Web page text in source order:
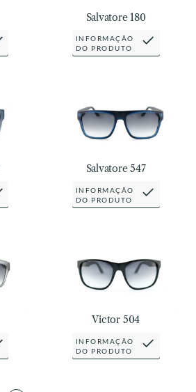
Salvatore 180
INFORMAÇÃO
DO PRODUTO
Salvatore 547
INFORMAÇÃO
DO PRODUTO
Victor 504
INFORMAÇÃO
DO PRODUTO